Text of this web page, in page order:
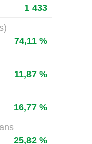
1 433
74,11 %
11,87 %
16,77 %
25,82 %